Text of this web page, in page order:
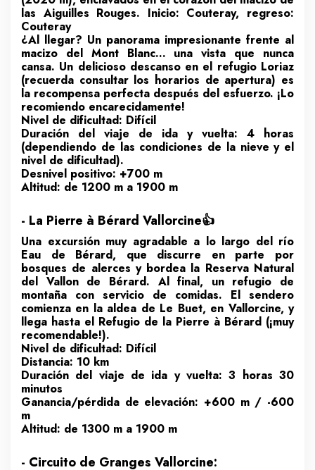
las Aiguilles Rouges. Inicio: Couteray, regreso:
Couteray
¿Al llegar? Un panorama impresionante frente al
macizo del Mont Blanc… una vista que nunca
cansa. Un delicioso descanso en el refugio Loriaz
(recuerda consultar los horarios de apertura) es
la recompensa perfecta después del esfuerzo. ¡Lo
recomiendo encarecidamente!
Nivel de dificultad: Difícil
Duración del viaje de ida y vuelta: 4 horas
(dependiendo de las condiciones de la nieve y el
nivel de dificultad).
Desnivel positivo: +700 m
Altitud: de 1200 m a 1900 m
- La Pierre à Bérard Vallorcine👍
Una excursión muy agradable a lo largo del río
Eau de Bérard, que discurre en parte por
bosques de alerces y bordea la Reserva Natural
del Vallon de Bérard. Al final, un refugio de
montaña con servicio de comidas. El sendero
comienza en la aldea de Le Buet, en Vallorcine, y
llega hasta el Refugio de la Pierre à Bérard (¡muy
recomendable!).
Nivel de dificultad: Difícil
Distancia: 10 km
Duración del viaje de ida y vuelta: 3 horas 30
minutos
Ganancia/pérdida de elevación: +600 m / -600
m
Altitud: de 1300 m a 1900 m
- Circuito de Granges Vallorcine: